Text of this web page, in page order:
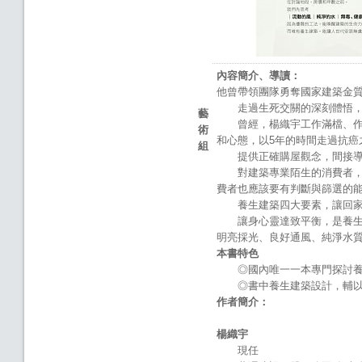
藝
術
組
內容簡介、導讀：
他曾帶領團隊勇奪國家建築金
走過生死交關的深刻體悟，
曾經，楊織宇工作滿檔、作
和心態，以5年的時間走過抗
提供正確購屋觀念，間接導
對建築專業陌生的消費者，
費者也應該要有判斷與篩選的
養生建築四大要素，讓回
讓身心靈達致平衡，是養生
明亮採光、良好通風、純淨水
本書特色
◎國內唯一一本專門探討養
◎書中養生建築設計，輔以
作者簡介：
楊織宇
現任